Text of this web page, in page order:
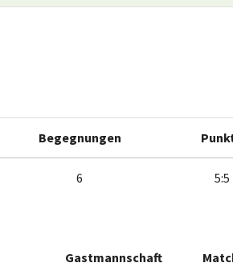
Begegnungen
6 5:5
Gastmannschaft